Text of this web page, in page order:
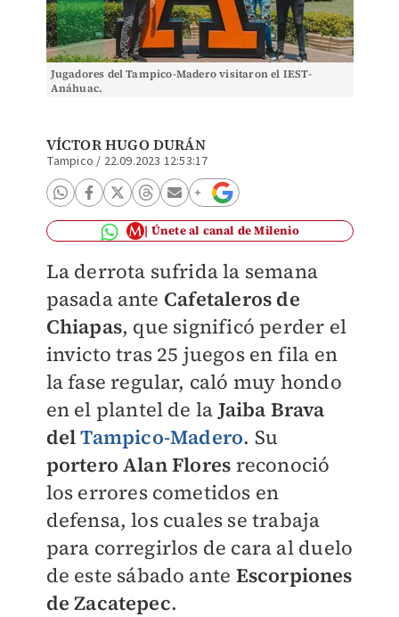
Jugadores del Tampico-Madero visitaron el IEST-
Anáhuac.
VÍCTOR HUGO DURÁN
Tampico / 22.09.2023 12:53:17
Únete al canal de Milenio
La derrota sufrida la semana
pasada ante Cafetaleros de
Chiapas, que significó perder el
invicto tras 25 juegos en fila en
la fase regular, caló muy hondo
en el plantel de la Jaiba Brava
delTampico-Madero. Su
portero Alan Flores reconoció
los errores cometidos en
defensa, los cuales se trabaja
para corregirlos de cara al duelo
de este sábado ante Escorpiones
de Zacatepec.